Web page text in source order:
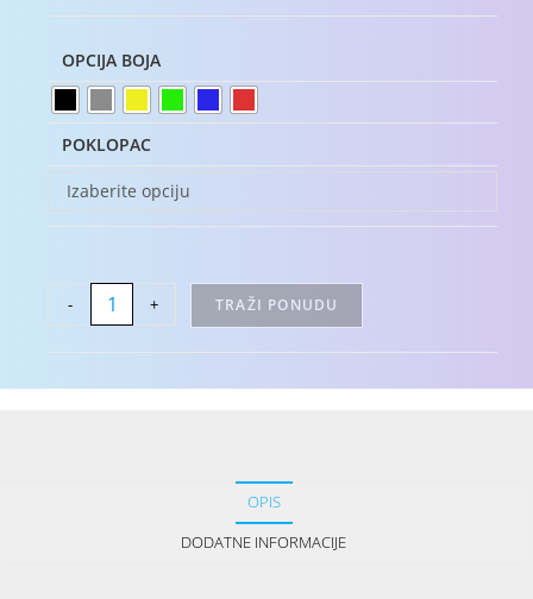
OPCIJA BOJA
POKLOPAC
Izaberite opciju
- + TRAŽI PONUDU
OPIS
DODATNE INFORMACIJE